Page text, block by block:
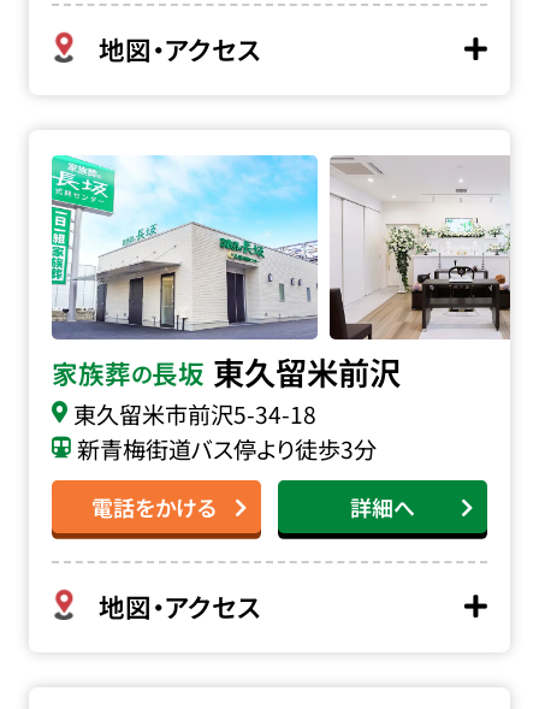
地図・アクセス
家族葬の長坂 東久留米前沢
東久留米市前沢5-34-18
新青梅街道バス停より徒歩3分
電話をかける 詳細へ
地図・アクセス
家族葬の長坂 東久留米前沢の詳細へ